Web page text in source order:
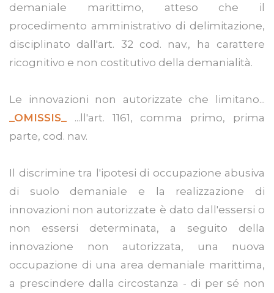
demaniale marittimo, atteso che il
procedimento amministrativo di delimitazione,
disciplinato dall'art. 32 cod. nav., ha carattere
ricognitivo e non costitutivo della demanialità.
Le innovazioni non autorizzate che limitano...
_OMISSIS_
...ll'art. 1161, comma primo, prima
parte, cod. nav.
Il discrimine tra l'ipotesi di occupazione abusiva
di suolo demaniale e la realizzazione di
innovazioni non autorizzate è dato dall'essersi o
non essersi determinata, a seguito della
innovazione non autorizzata, una nuova
occupazione di una area demaniale marittima,
a prescindere dalla circostanza - di per sé non